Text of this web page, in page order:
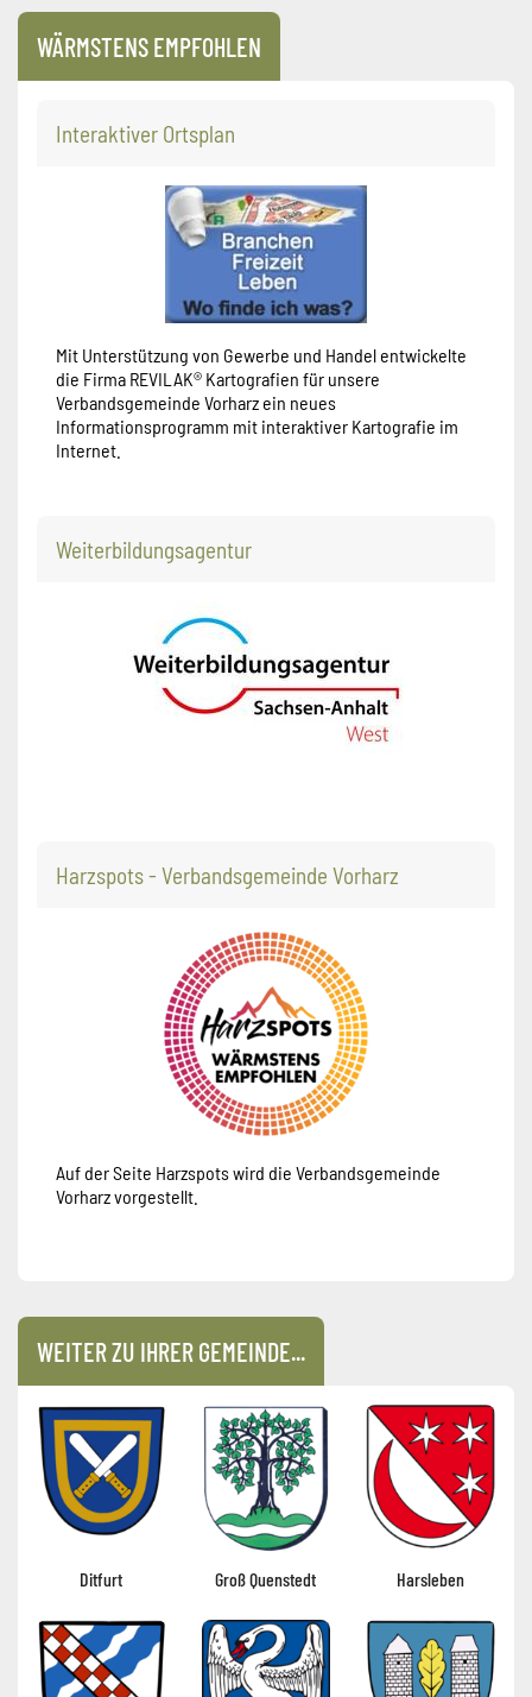
WÄRMSTENS EMPFOHLEN
Interaktiver Ortsplan
Mit Unterstützung von Gewerbe und Handel entwickelte
die Firma REVILAK® Kartografien für unsere
Verbandsgemeinde Vorharz ein neues
Informationsprogramm mit interaktiver Kartografie im
Internet.
Weiterbildungsagentur
Harzspots - Verbandsgemeinde Vorharz
Auf der Seite Harzspots wird die Verbandsgemeinde
Vorharz vorgestellt.
WEITER ZU IHRER GEMEINDE...
Ditfurt Groß Quenstedt Harsleben